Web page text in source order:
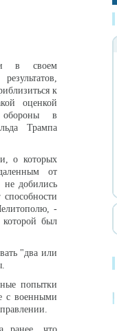
в своем
к
оценкой
в
Трампа
о которых
от
добились
-
был
"два или
попытки
с военными